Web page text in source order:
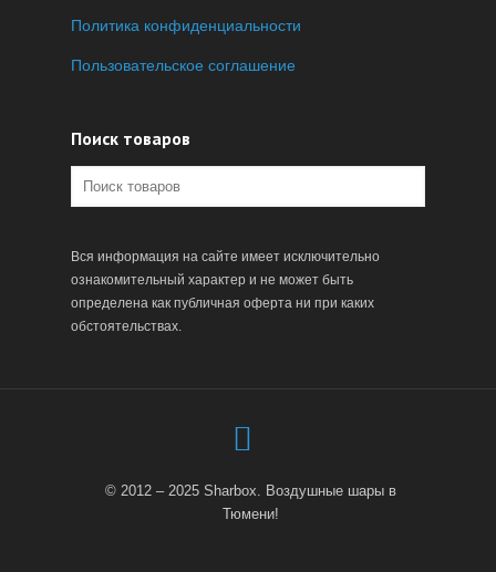
Политика конфиденциальности
Пользовательское соглашение
Поиск товаров
Вся информация на сайте имеет исключительно
ознакомительный характер и не может быть
определена как публичная оферта ни при каких
обстоятельствах.
© 2012 – 2025 Sharbox. Воздушные шары в
Тюмени!